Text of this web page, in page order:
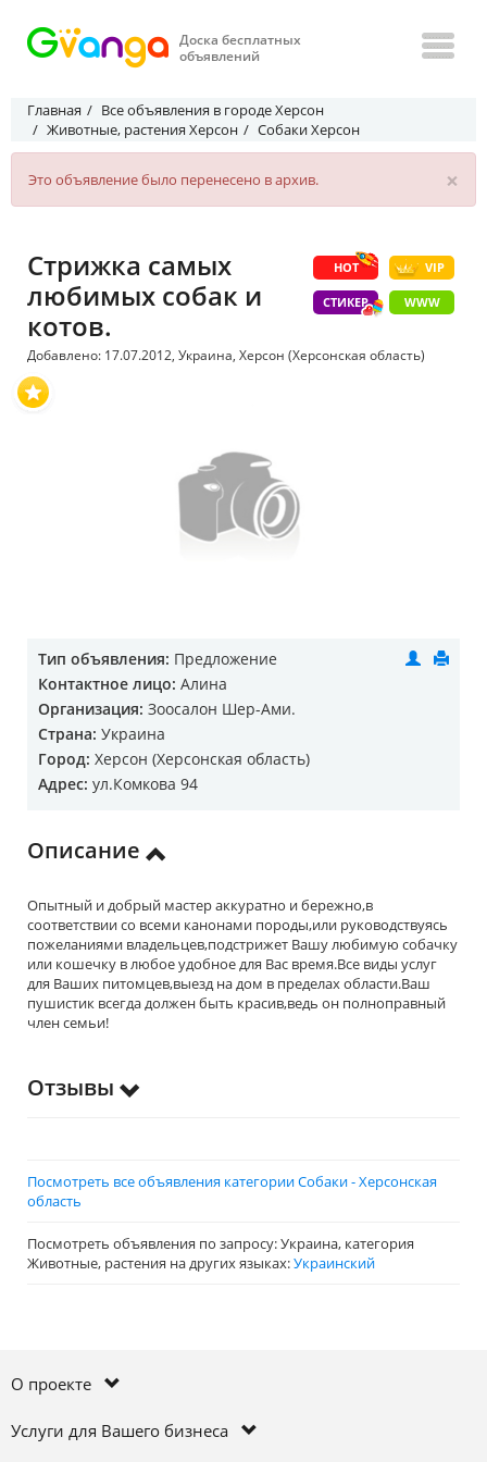
Доска бесплатных
объявлений
Главная
Все объявления в городе Херсон
Животные, растения Херсон
Собаки Херсон
×
Это объявление было перенесено в архив.
HOT VIP
СТИКЕР WWW
Стрижка самых
любимых собак и
котов.
Добавлено: 17.07.2012, Украина, Херсон (Херсонская область)
Тип объявления: Предложение
Контактное лицо: Алина
Организация: Зоосалон Шер-Ами.
Страна: Украина
Город: Херсон (Херсонская область)
Адрес: ул.Комкова 94
Описание
Опытный и добрый мастер аккуратно и бережно,в
соответствии со всеми канонами породы,или руководствуясь
пожеланиями владельцев,подстрижет Вашу любимую собачку
или кошечку в любое удобное для Вас время.Все виды услуг
для Ваших питомцев,выезд на дом в пределах области.Ваш
пушистик всегда должен быть красив,ведь он полноправный
член семьи!
Отзывы
Посмотреть все объявления категории Собаки - Херсонская
область
Посмотреть объявления по запросу: Украина, категория
Животные, растения на других языках:Украинский
О проекте
Услуги для Вашего бизнеса